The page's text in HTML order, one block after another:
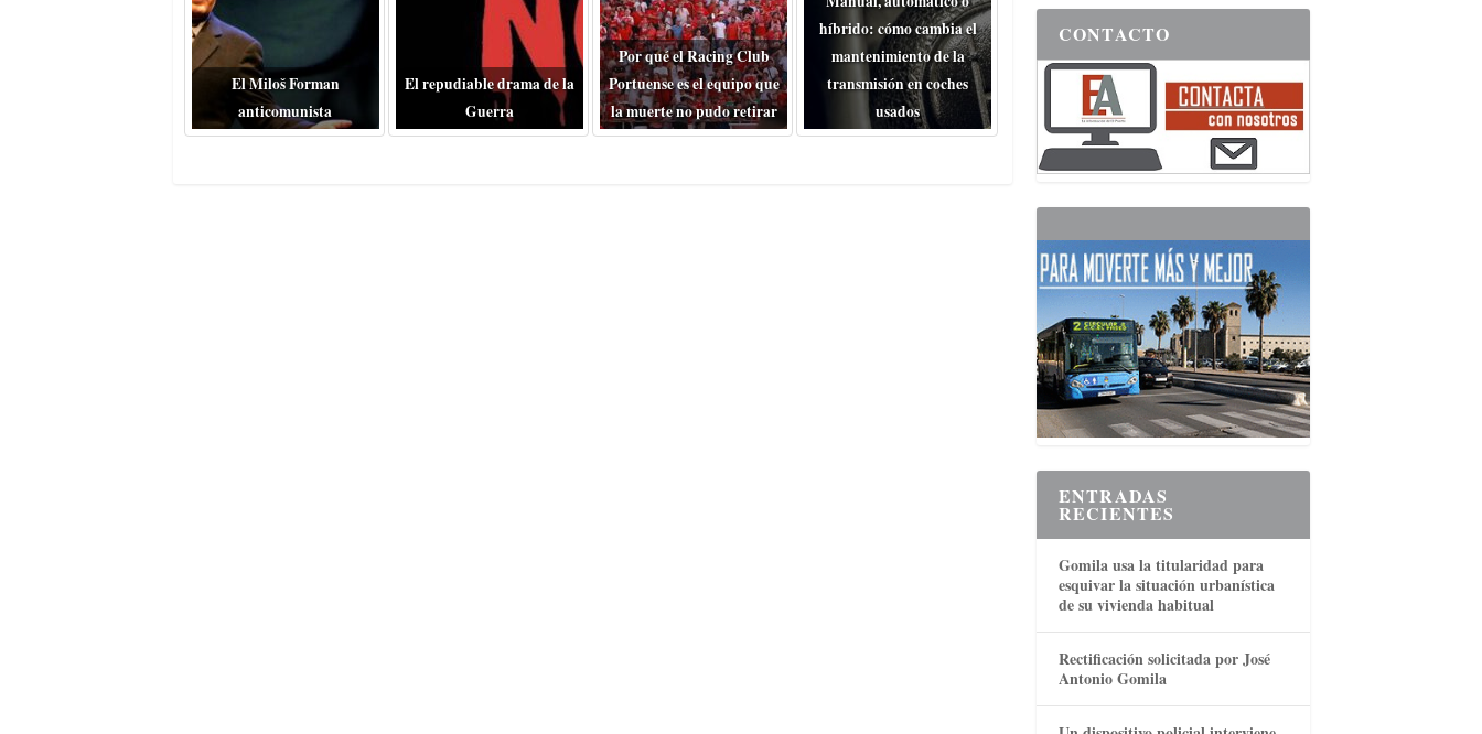
El Miloš Forman
anticomunista
El repudiable drama de la
Guerra
Por qué el Racing Club
Portuense es el equipo que
la muerte no pudo retirar
híbrido: cómo cambia el
mantenimiento de la
transmisión en coches
usados
CONTACTO
ENTRADAS
RECIENTES
Gomila usa la titularidad para
esquivar la situación urbanística
de su vivienda habitual
Rectificación solicitada por José
Antonio Gomila